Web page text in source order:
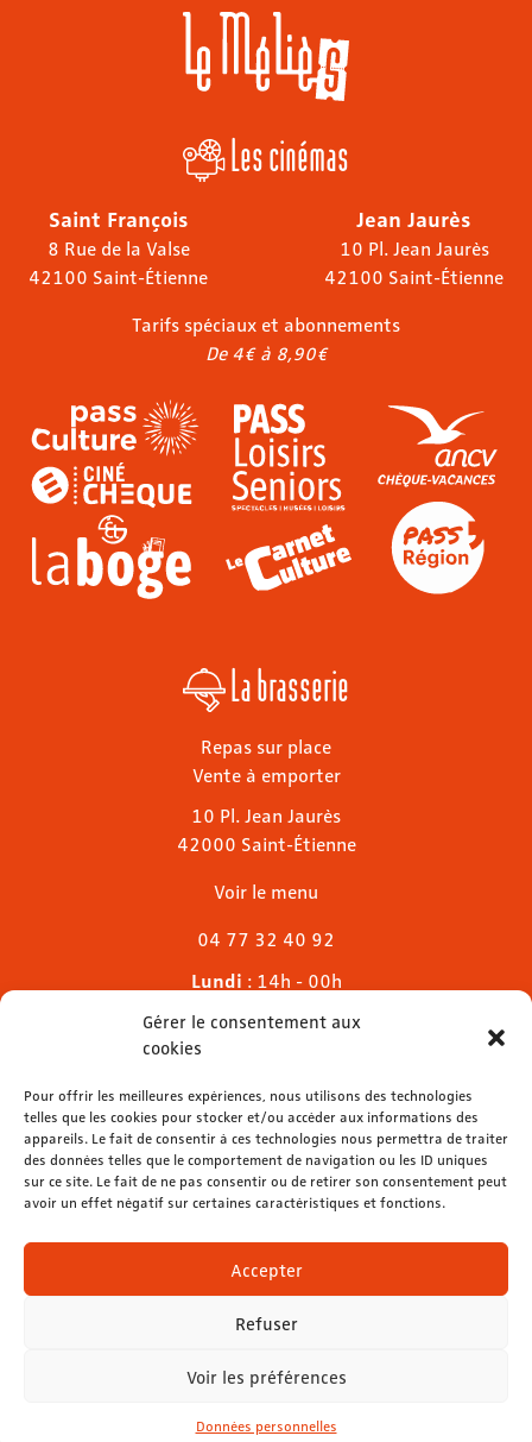
Gérer le consentement aux
cookies
Pour offrir les meilleures expériences, nous utilisons des technologies
telles que les cookies pour stocker et/ou accéder aux informations des
appareils. Le fait de consentir à ces technologies nous permettra de traiter
des données telles que le comportement de navigation ou les ID uniques
sur ce site. Le fait de ne pas consentir ou de retirer son consentement peut
avoir un effet négatif sur certaines caractéristiques et fonctions.
Accepter
Refuser
Voir les préférences
Données personnelles
Les cinémas
Saint François
8 Rue de la Valse
42100 Saint-Étienne
Jean Jaurès
10 Pl. Jean Jaurès
42100 Saint-Étienne
Tarifs spéciaux et abonnements
De 4€ à 8,90€
La brasserie
Repas sur place
Vente à emporter
10 Pl. Jean Jaurès
42000 Saint-Étienne
Voir le menu
04 77 32 40 92
Lundi : 14h - 00h
Mardi & mercredi
Jeudi
Dimanche: 11h - 00h
04 77 32 32 01